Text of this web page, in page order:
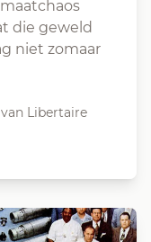
die geweld
niet zomaar
Libertaire